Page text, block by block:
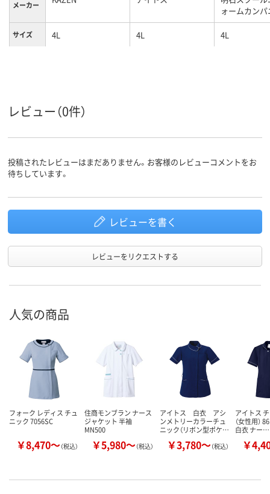
メーカー
ォームカンパ
サイズ 4L 4L 4L
ポリエステル100%
レビュー（0件）
投稿されたレビューはまだありません。お客様のレビューコメントをお
待ちしています。
レビューを書く
レビューをリクエストする
人気の商品
フォーク レディス チュ
ニック 7056SC
￥8,470～（税込）
住商モンブラン ナース
ジャケット 半袖
MN500
￥5,980～（税込）
アイトス 白衣 アシ
ンメトリーカラーチュ
ニック（リボン型ポケ…
￥3,780～（税込）
アイトス
（女性用）
白衣 ナー…
￥